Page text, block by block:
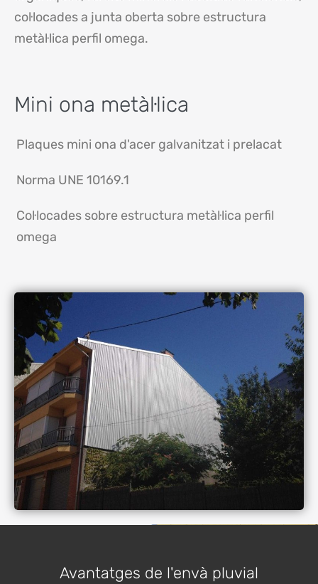
col·locades a junta oberta sobre estructura
metàl·lica perfil omega.
Mini ona metàl·lica
Plaques mini ona d'acer galvanitzat i prelacat
Norma UNE 10169.1
Col·locades sobre estructura metàl·lica perfil
omega
Avantatges de l'envà pluvial